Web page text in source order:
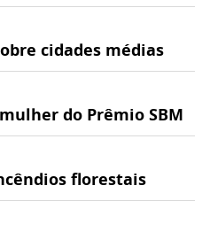
cidades médias
do Prêmio SBM
florestais